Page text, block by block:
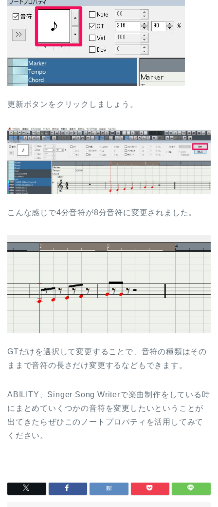
更新ボタンをクリックしましょう。
こんな感じで4分音符が8分音符に変更されました。
GTだけを選択して変更することで、音符の種類はその
ままで音符の長さだけ変更するなどもできます。
ABILITY、Singer Song Writerで楽曲制作をしている時
にまとめていくつかの音符を変更したいということが
出てきたらぜひこのノートプロパティを活用してみて
ください。